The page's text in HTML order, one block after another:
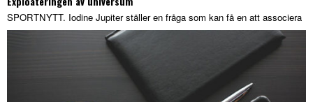
SPORTNYTT. Iodine Jupiter ställer en fråga som kan få en att associera